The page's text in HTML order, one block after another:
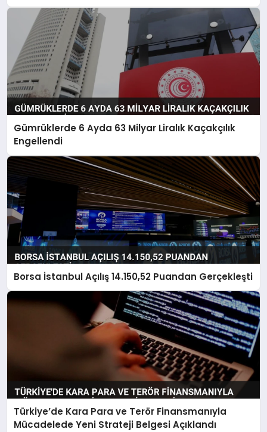
Gümrüklerde 6 Ayda 63 Milyar Liralık Kaçakçılık
Engellendi
Borsa İstanbul Açılış 14.150,52 Puandan Gerçekleşti
Türkiye’de Kara Para ve Terör Finansmanıyla
Mücadelede Yeni Strateji Belgesi Açıklandı